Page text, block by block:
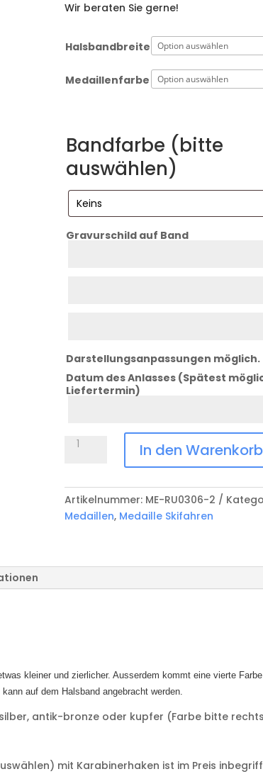
Wir beraten Sie gerne!
Halsbandbreite
Medaillenfarbe
Bandfarbe (bitte
auswählen)
Gravurschild auf Band
Darstellungsanpassungen möglich.
Datum des Anlasses (Spätest
Liefertermin)
Medaille
RU0306-
In den Warenkorb
Artikelnummer: ME-RU0306-2
Medaillen, Medaille Skifahren
kleiner und zierlicher. Ausserdem kommt eine vierte
auf dem Halsband angebracht werden.
antik-bronze oder kupfer (Farbe bitte rechts
mit Karabinerhaken ist im Preis